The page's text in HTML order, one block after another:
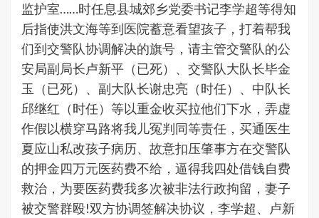
监护室……时任息县城郊乡党委书记李学超等得知
后指使洪文海等到医院蓄意看望孩子，打着帮我
们到交警队协调解决的旗号，请主管交警队的公
安局副局长卢新平（已死）、交警队大队长毕金
玉（已死）、副大队长谢忠亮（时任）、中队长
邱继红（时任）等以重金收买拉他们下水，弄虚
作假以横穿马路将我儿冤判同等责任，买通医生
夏应山私改孩子病历、故意扣压肇事方在交警队
的押金四万元医药费不给，逼得我四处借钱自费
救治，为要医药费我多次被非法行政拘留，妻子
被交警群殴!双方协调签解决协议，李学超、卢新